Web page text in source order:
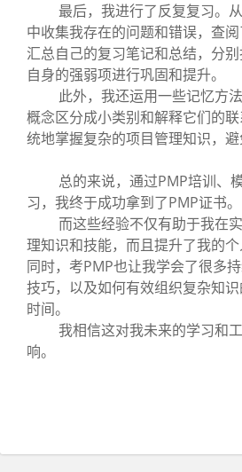
最后，我进行了反复复习。
中收集我存在的问题和错误，查阅
汇总自己的复习笔记和总结，分
自身的强弱项进行巩固和提升。
此外，我还运用一些记忆方
概念区分成小类别和解释它们的
统地掌握复杂的项目管理知识，避
总的来说，通过PMP培训、
习，我终于成功拿到了PMP证书。
而这些经验不仅有助于我在
理知识和技能，而且提升了我的个
同时，考PMP也让我学会了很多
技巧，以及如何有效组织复杂知
时间。
我相信这对我未来的学习和
响。